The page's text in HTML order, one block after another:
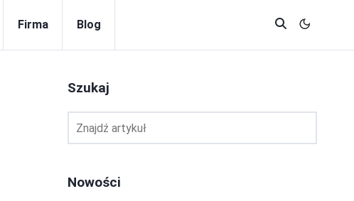
Firma Blog
Szukaj
Nowości